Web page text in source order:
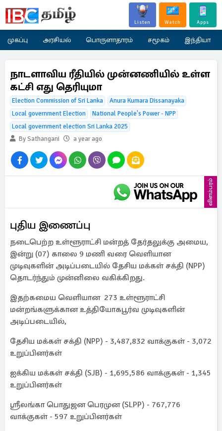
Listen Watch Apps
முகப்பு அரசியல் பொருளாதாரம் சமூகம் இந்தியா
நாடளாவிய ரீதியில் முன்னணியில் உள்ள
கட்சி எது தெரியுமா
Election Commission of Sri Lanka
Anura Kumara Dissanayaka
Local government Election
National People's Power - NPP
Local government election Sri Lanka 2025
By Sathangani
a year ago
விளம்பரம்
புதிய இணைப்பு
நடைபெற்ற உள்ளூராட்சி மன்றத் தேர்தலுக்கு அமைய,
இன்று (07) காலை 9 மணி வரை வெளியான
முடிவுகளின் அடிப்படையில் தேசிய மக்கள் சக்தி (NPP)
தொடர்ந்தும் முன்னிலை வகிக்கிறது.
இதற்கமைய வெளியான 273 உள்ளூராட்சி
மன்றங்களுக்கான உத்தியோகபூர்வ முடிவுகளின்
அடிப்படையில்,
தேசிய மக்கள் சக்தி (NPP) - 3,487,832 வாக்குகள் - 3,072
உறுப்பினர்கள்
ஐக்கிய மக்கள் சக்தி (SJB) - 1,695,586 வாக்குகள் - 1,345
உறுப்பினர்கள்
ஶ்ரீலங்கா பொதுஜன பெரமுன (SLPP) - 767,776
வாக்குகள் - 597 உறுப்பினர்கள்